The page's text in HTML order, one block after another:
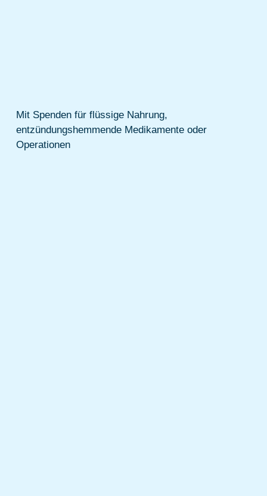
Mit Spenden für flüssige Nahrung,
entzündungshemmende Medikamente oder
Operationen